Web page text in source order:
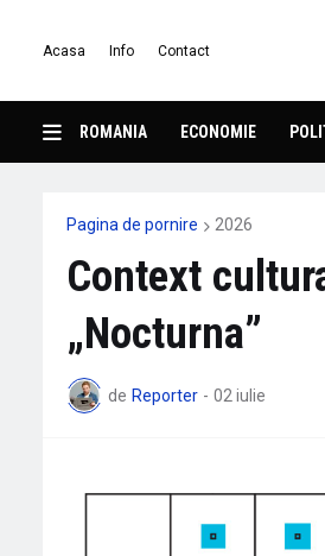
Acasa Info Contact
ROMANIA ECONOMIE
Pagina de pornire 2026
Context
„Nocturna”
de Reporter - 02 iulie